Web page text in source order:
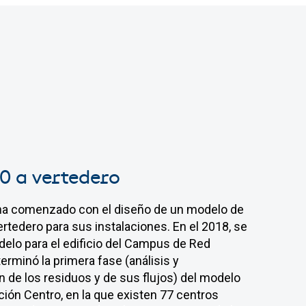
a vertedero
comenzado con el diseño de un modelo de
para sus instalaciones. En el 2018, se
para el edificio del Campus de Red
la primera fase (análisis y
de los residuos y de sus flujos) del modelo
Centro, en la que existen 77 centros
de tratamiento sostenible
y aguas
afectadas por
fugas de aceites
o hidrocarburos
trabajos es encontrar soluciones
de comercialización de
de potencia obsoletas
se ha conseguido la incorporación
de potencia obsoletas en la cadena de
recursos o materias primas,
no se hayan llevado a vertedero alguno de
a este proyecto. Esto ha supuesto